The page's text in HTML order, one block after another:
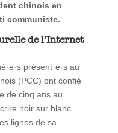
chinois en
communiste.
de l’Internet
présent·e·s au
(PCC) ont confié
de cinq ans au
noir sur blanc
lignes de sa